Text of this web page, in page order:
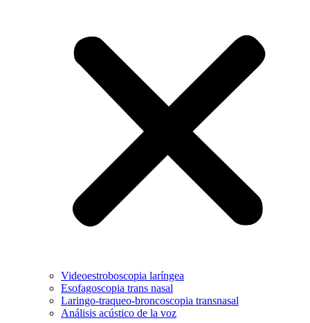
Videoestroboscopia laríngea
Esofagoscopia trans nasal
Laringo-traqueo-broncoscopia transnasal
Análisis acústico de la voz